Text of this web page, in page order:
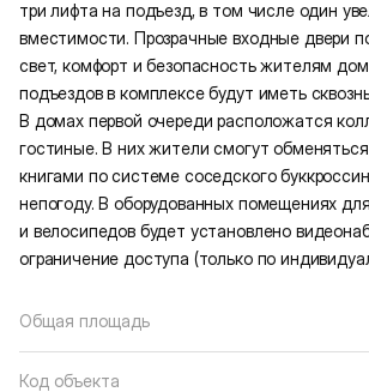
три лифта на подъезд, в том числе один
вместимости. Прозрачные входные двери
свет, комфорт и безопасность жителям
подъездов в комплексе будут иметь
В домах первой очереди расположатся
гостиные. В них жители смогут
книгами по системе соседского
непогоду. В оборудованных помещениях
и велосипедов будет установлено
ограничение доступа (только по
Общая площадь
Код объекта